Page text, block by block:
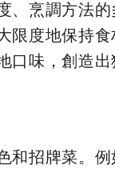
、烹調方法
度地保持食
口味，創造出
和招牌菜。